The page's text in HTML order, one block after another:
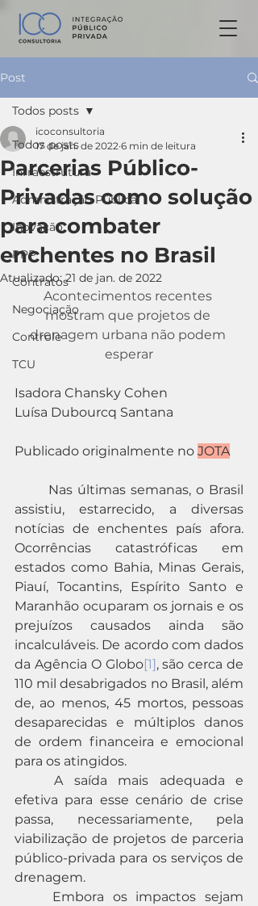
Post
Todos posts
Infraestrutura
Admnistração Pública
Inovação
PPP
Contratos
Negociação
Controle
TCU
Todos posts
Parcerias Público-
Privadas como solução
para combater
enchentes no Brasil
icoconsultoria
17 de jan. de 2022 6 min de leitura
Atualizado:21 de jan. de 2022
Acontecimentos recentes
mostram que projetos de
drenagem urbana não podem
esperar
Isadora Chansky Cohen
Luísa Dubourcq Santana
Publicado originalmente no JOTA
assistiu, estarrecido, a diversas
notícias de enchentes país afora.
Ocorrências catastróficas em
estados como Bahia, Minas Gerais,
Piauí, Tocantins, Espírito Santo e
Maranhão ocuparam os jornais e os
prejuízos causados ainda são
incalculáveis. De acordo com dados
da Agência O Globo[1], são cerca de
110 mil desabrigados no Brasil, além
de, ao menos, 45 mortos, pessoas
desaparecidas e múltiplos danos
de ordem financeira e emocional
para os atingidos.
	A saída mais adequada e
efetiva para esse cenário de crise
passa, necessariamente, pela
viabilização de projetos de parceria
público-privada para os serviços de
drenagem.